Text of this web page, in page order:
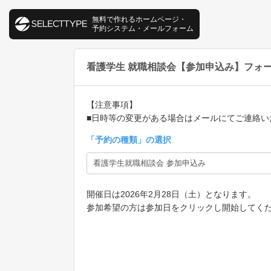
看護学生 就職相談会【参加申込み】フォ
【注意事項】
■日時等の変更がある場合はメールにてご連絡い
「予約の種類 」の選択
開催日は2026年2月28日（土）となります。
参加希望の方は参加日をクリックし開始してくだ
無料で作れるホームページ・
予約システム・メールフォーム